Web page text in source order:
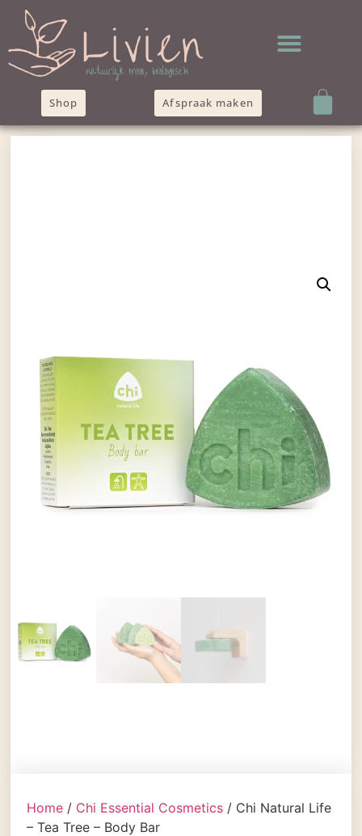
Shop Afspraak maken
Home / Chi Essential Cosmetics / Chi Natural Life
– Tea Tree – Body Bar